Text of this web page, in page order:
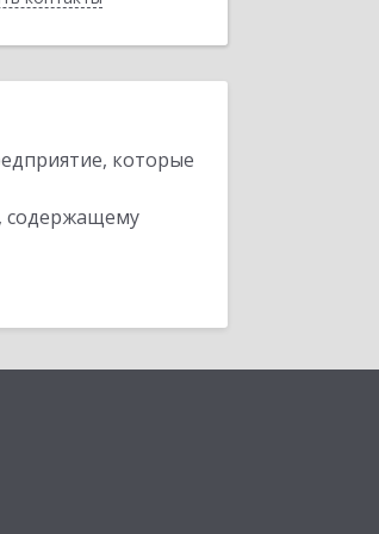
которые
содержащему